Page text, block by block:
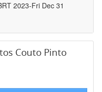
2023-Fri Dec 31
Couto Pinto